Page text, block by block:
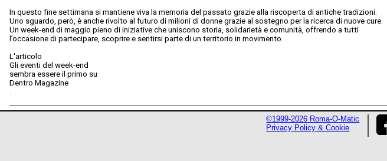
In questo fine settimana si mantiene viva la memoria del passato grazie alla riscoperta di antiche tradizioni.
Uno sguardo, però, è anche rivolto al futuro di milioni di donne grazie al sostegno per la ricerca di nuove cure.
Un week-end di maggio pieno di iniziative che uniscono storia, solidarietà e comunità, offrendo a tutti
l’occasione di partecipare, scoprire e sentirsi parte di un territorio in movimento.
L'articolo
Gli eventi del week-end
sembra essere il primo su
Dentro Magazine
.
©1999-2026 Roma-O-Matic
Privacy Policy & Cookie